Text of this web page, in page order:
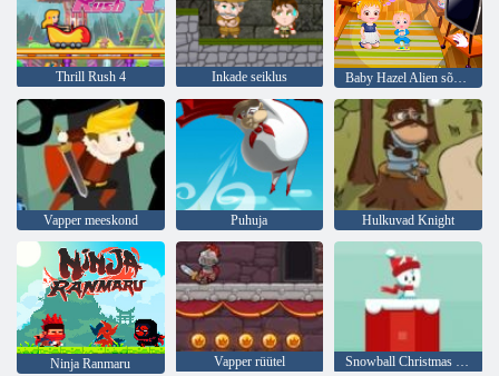
Thrill Rush 4 Inkade seiklus Baby Hazel Alien sõbrale
Vapper meeskond Puhuja Hulkuvad Knight
Ninja Ranmaru Vapper rüütel Snowball Christmas maailmas